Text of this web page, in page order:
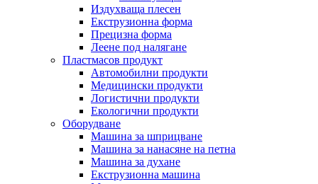
Издухваща плесен
Екструзионна форма
Прецизна форма
Леене под налягане
Пластмасов продукт
Автомобилни продукти
Медицински продукти
Логистични продукти
Екологични продукти
Оборудване
Машина за шприцване
Машина за нанасяне на петна
Машина за духане
Екструзионна машина